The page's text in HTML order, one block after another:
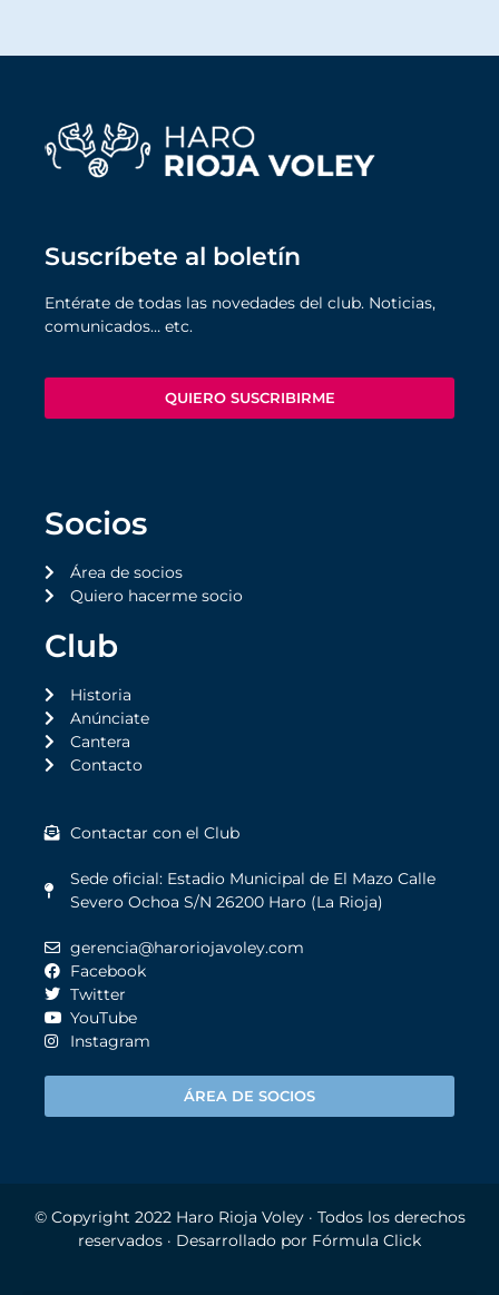
Suscríbete al boletín
Entérate de todas las novedades del club. Noticias,
comunicados… etc.
QUIERO SUSCRIBIRME
Socios
Área de socios
Quiero hacerme socio
Club
Historia
Anúnciate
Cantera
Contacto
Contactar con el Club
Sede oficial: Estadio Municipal de El Mazo Calle
Severo Ochoa S/N 26200 Haro (La Rioja)
gerencia@haroriojavoley.com
Facebook
Twitter
YouTube
Instagram
ÁREA DE SOCIOS
© Copyright 2022 Haro Rioja Voley· Todos los derechos
reservados · Desarrollado por Fórmula Click